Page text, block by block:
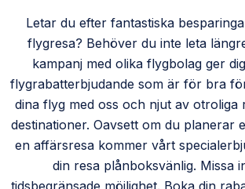
Letar du efter fantastiska
flygresa? Behöver du inte leta
kampanj med olika flygbolag ger
flygrabatterbjudande som är för bra
dina flyg med oss och njut av otroliga
destinationer. Oavsett om du planerar
en affärsresa kommer vårt
din resa plånboksvänlig. Missa
tidsbegränsade möjlighet. Boka din